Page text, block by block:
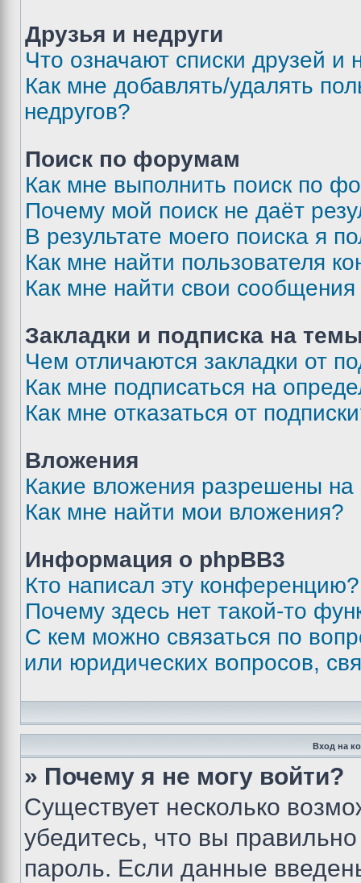
Друзья и недруги
Что означают списки друзей и
Как мне добавлять/удалять
недругов?
Поиск по форумам
Как мне выполнить поиск по
Почему мой поиск не даёт
В результате моего поиска я
Как мне найти пользователя
Как мне найти свои
Закладки и подписка на
Чем отличаются закладки от
Как мне подписаться на
Как мне отказаться от
Вложения
Какие вложения разрешены
Как мне найти мои вложения?
Информация о phpBB3
Кто написал эту конференцию?
Почему здесь нет такой-то
С кем можно связаться по
или юридических вопросов,
Вход на
» Почему я не могу войти?
Существует несколько
убедитесь, что вы
пароль. Если данные